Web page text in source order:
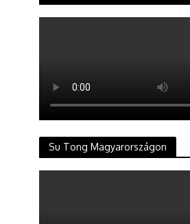
Su Tong Magyarországon